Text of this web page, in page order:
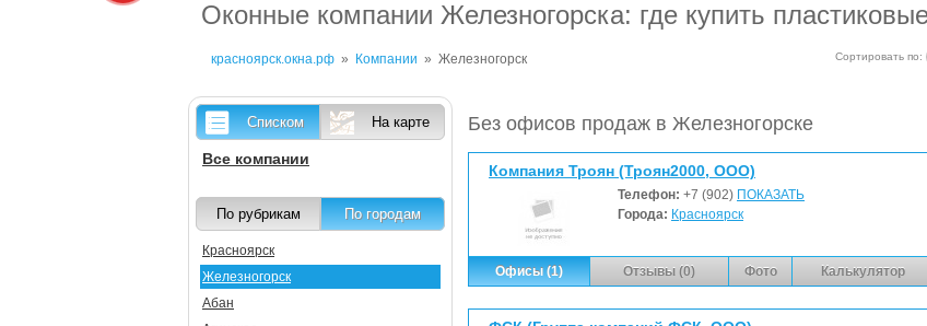
Оконные компании Железногорска: где купить
Сортировать по:
красноярск.окна.рф » Компании » Железногорск
Без офисов продаж в Железногорске
Компания Троян (Троян2000, ООО)
Телефон: +7 (902) ПОКАЗАТЬ
Города: Красноярск
Офисы (1) Отзывы (0) Фото Калькулятор
Списком На карте
Все компании
По рубрикам По городам
Красноярск
Железногорск
Абан